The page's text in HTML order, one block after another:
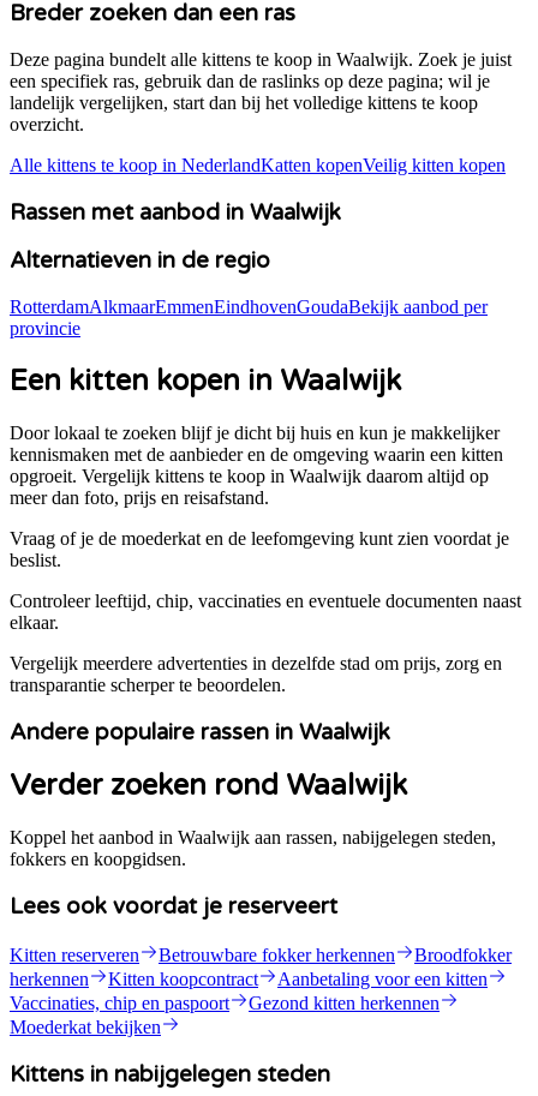
Breder zoeken dan een ras
Deze pagina bundelt alle kittens te koop in Waalwijk. Zoek je juist
een specifiek ras, gebruik dan de raslinks op deze pagina; wil je
landelijk vergelijken, start dan bij het volledige kittens te koop
overzicht.
Alle kittens te koop in NederlandKatten kopenVeilig kitten kopen
Rassen met aanbod in Waalwijk
Alternatieven in de regio
RotterdamAlkmaarEmmenEindhovenGoudaBekijk aanbod per
provincie
Een kitten kopen in Waalwijk
Door lokaal te zoeken blijf je dicht bij huis en kun je makkelijker
kennismaken met de aanbieder en de omgeving waarin een kitten
opgroeit. Vergelijk kittens te koop in Waalwijk daarom altijd op
meer dan foto, prijs en reisafstand.
Vraag of je de moederkat en de leefomgeving kunt zien voordat je
beslist.
Controleer leeftijd, chip, vaccinaties en eventuele documenten naast
elkaar.
Vergelijk meerdere advertenties in dezelfde stad om prijs, zorg en
transparantie scherper te beoordelen.
Andere populaire rassen in Waalwijk
Verder zoeken rond Waalwijk
Koppel het aanbod in Waalwijk aan rassen, nabijgelegen steden,
fokkers en koopgidsen.
Lees ook voordat je reserveert
Kitten reserveren Betrouwbare fokker herkennen
Broodfokker
herkennen
Kitten koopcontract
Aanbetaling voor een kitten
Vaccinaties, chip en paspoort
Gezond kitten herkennen
Moederkat bekijken
Kittens in nabijgelegen steden